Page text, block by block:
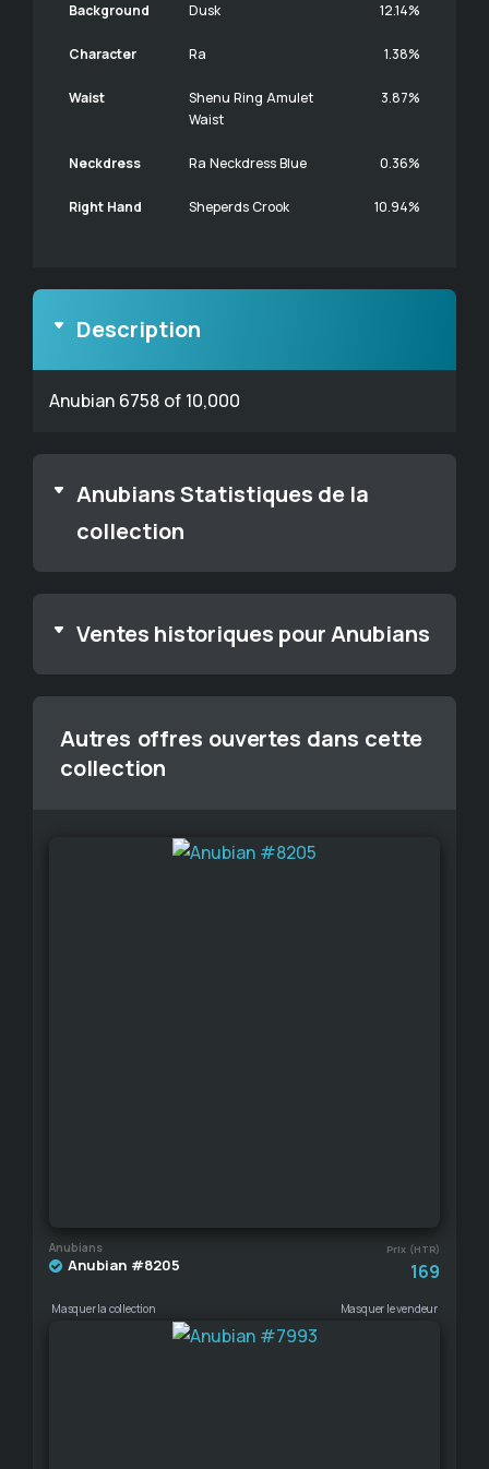
Background Dusk 12.14%
Character Ra 1.38%
Waist
Shenu Ring Amulet
Waist
3.87%
Neckdress Ra Neckdress Blue 0.36%
Right Hand Sheperds Crook 10.94%
Description
Anubian 6758 of 10,000
Anubians Statistiques de la
collection
Ventes historiques pour Anubians
Autres offres ouvertes dans cette
collection
Anubians Prix (HTR)
Anubian #8205 169
Masquer la collection Masquer le vendeur